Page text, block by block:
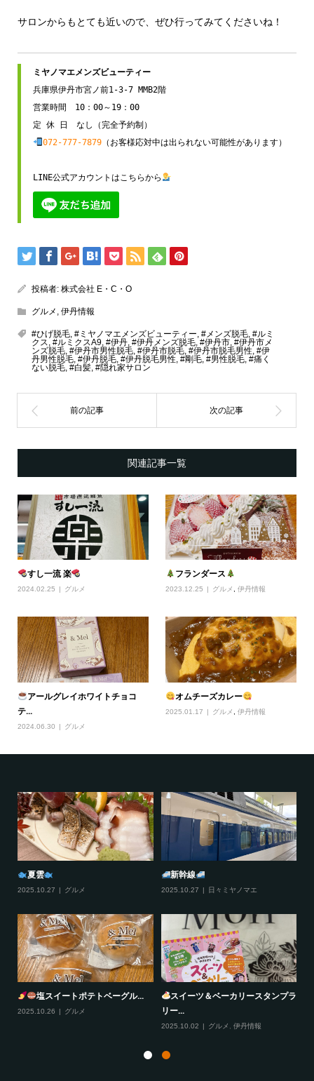
サロンからもとても近いので、ぜひ行ってみてくださいね！
ミヤノマエメンズビューティー
兵庫県伊丹市宮ノ前1-3-7 MMB2階
営業時間　10：00～19：00
072-777-7879（お客様応対中は出られない可能性があります）
LINE公式アカウントはこちらから
投稿者: 株式会社 E・C・O
グルメ , 伊丹情報
#ひげ脱毛, #ミヤノマエメンズビューティー, #メンズ脱毛, #ルミ
クス, #ルミクスA9, #伊丹, #伊丹メンズ脱毛, #伊丹市, #伊丹市メ
ンズ脱毛, #伊丹市男性脱毛, #伊丹市脱毛, #伊丹市脱毛男性, #伊
丹男性脱毛, #伊丹脱毛, #伊丹脱毛男性, #剛毛, #男性脱毛, #痛く
ない脱毛, #白髪, #隠れ家サロン
関連記事一覧
すし一流 楽
2024.02.25 グルメ
フランダース
2023.12.25 グルメ ,伊丹情報
アールグレイホワイトチョコ
テ...
2024.06.30 グルメ
オムチーズカレー
2025.01.17 グルメ ,伊丹情報
夏雲
2025.10.27 グルメ
新幹線
2025.10.27 日々ミヤノマエ
塩スイートポテトベーグル...
2025.10.26 グルメ
スイーツ＆ベーカリースタンプラ
リー...
2025.10.02 グルメ 伊丹情報